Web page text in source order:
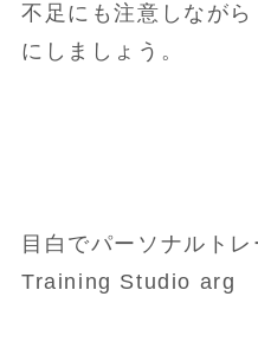
不足にも注意しなが
にしましょう。
目白でパーソナルト
Training Studio arg